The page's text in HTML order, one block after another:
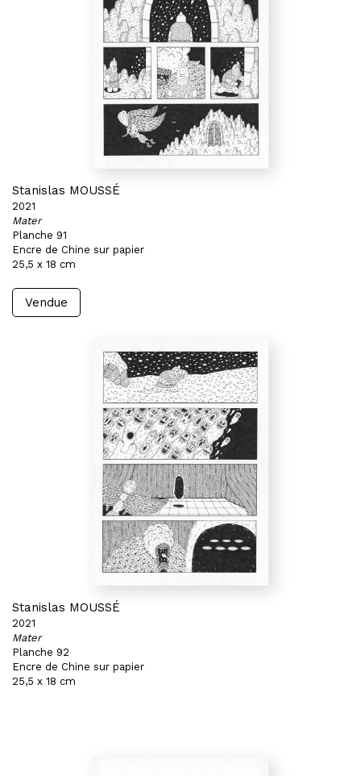
Stanislas MOUSSÉ
2021
Mater
Planche 91
Encre de Chine sur papier
25,5 x 18 cm
Vendue
Stanislas MOUSSÉ
2021
Mater
Planche 92
Encre de Chine sur papier
25,5 x 18 cm